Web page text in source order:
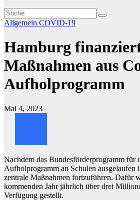
Allgemein COVID-19
Hamburg
Maßnahmen aus
Aufholprogramm
Mai 4, 2023
Nachdem das Bundesförderprogramm für
Aufholprogramm an Schulen ausgelaufen
zentrale Maßnahmen fortzuführen. Dafür
kommenden Jahr jährlich über drei
Verfügung gestellt.